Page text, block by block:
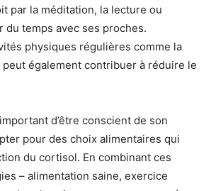
par la méditation, la lecture ou
du temps avec ses proches.
physiques régulières comme la
peut également contribuer à réduire le
d’être conscient de son
pour des choix alimentaires qui
du cortisol. En combinant ces
– alimentation saine, exercice